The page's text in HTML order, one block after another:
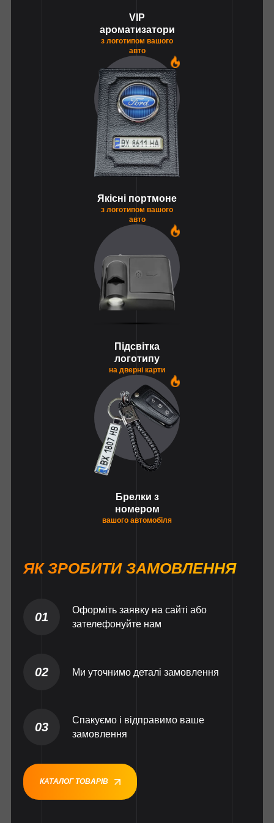
VIP
ароматизатори
з логотипом вашого
авто
Якісні портмоне
з логотипом вашого
авто
Підсвітка
логотипу
на дверні карти
Брелки з
номером
вашого автомобіля
ЯК ЗРОБИТИ ЗАМОВЛЕННЯ
01
Оформіть заявку на сайті або
зателефонуйте нам
02 Ми уточнимо деталі замовлення
03
Спакуємо і відправимо ваше
замовлення
КАТАЛОГ ТОВАРІВ